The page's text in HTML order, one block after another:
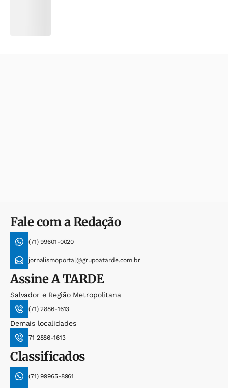
Fale com a Redação
(71) 99601-0020
jornalismoportal@grupoatarde.com.br
AssineA TARDE
Salvador e Região Metropolitana
(71) 2886-1613
Demais localidades
71 2886-1613
Classificados
(71) 99965-8961